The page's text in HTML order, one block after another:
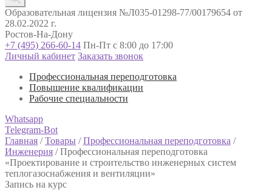
Образовательная лицензия №Л035-01298-77/00179654 от
28.02.2022 г.
Ростов-На-Дону
+7 (495) 266-60-14 Пн-Пт с 8:00 до 17:00
Личный кабинет Заказать звонок
Профессиональная переподготовка
Повышение квалификации
Рабочие специальности
Whatsapp
Telegram-Bot
Главная /Товары /Профессиональная переподготовка /
Инженерия /Профессиональная переподготовка
«Проектирование и строительство инженерных систем
теплогазоснабжения и вентиляции»
Запись на курс